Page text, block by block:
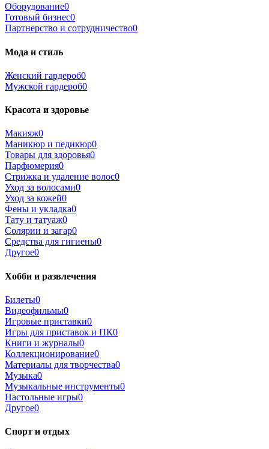
Оборудование0
Готовый бизнес0
Партнерство и сотрудничество0
Мода и стиль
Женский гардероб0
Мужской гардероб0
Красота и здоровье
Макияж0
Маникюр и педикюр0
Товары для здоровья0
Парфюмерия0
Стрижка и удаление волос0
Уход за волосами0
Уход за кожей0
Фены и укладка0
Тату и татуаж0
Солярии и загар0
Средства для гигиены0
Другое0
Хобби и развлечения
Билеты0
Видеофильмы0
Игровые приставки0
Игры для приставок и ПК0
Книги и журналы0
Коллекционирование0
Материалы для творчества0
Музыка0
Музыкальные инструменты0
Настольные игры0
Другое0
Спорт и отдых